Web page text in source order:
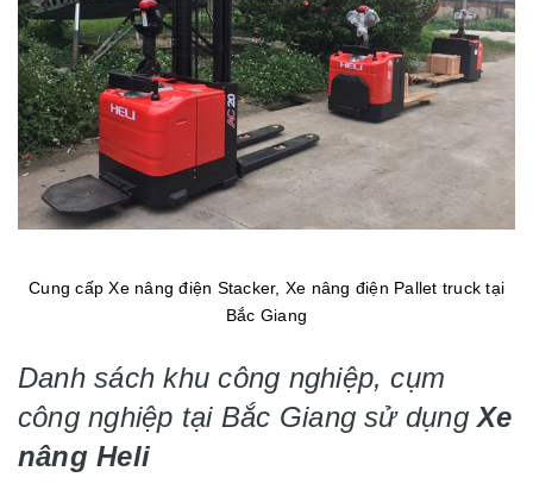
Cung cấp Xe nâng điện Stacker, Xe nâng điện Pallet truck tại
Bắc Giang
Danh sách khu công nghiệp, cụm
công nghiệp tại Bắc Giang sử dụngXe
nâng Heli